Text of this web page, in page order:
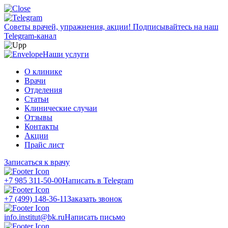
Советы врачей, упражнения, акции! Подписывайтесь на наш
Telegram-канал
Наши услуги
О клинике
Врачи
Отделения
Статьи
Клинические случаи
Отзывы
Контакты
Акции
Прайс лист
Записаться к врачу
+7 985 311-50-00Написать в Telegram
+7 (499) 148-36-11Заказать звонок
info.institut@bk.ruНаписать письмо